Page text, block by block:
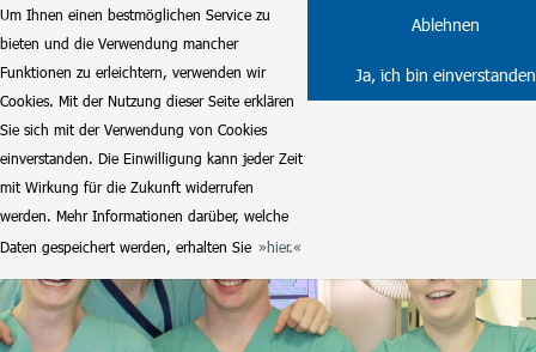
Um Ihnen einen bestmöglichen Service zu
bieten und die Verwendung mancher
Funktionen zu erleichtern, verwenden wir
Cookies. Mit der Nutzung dieser Seite erklären
Sie sich mit der Verwendung von Cookies
einverstanden. Die Einwilligung kann jeder Zeit
mit Wirkung für die Zukunft widerrufen
werden. Mehr Informationen darüber, welche
Daten gespeichert werden, erhalten Sie
hier.
Ablehnen
Ja, ich bin einverstanden